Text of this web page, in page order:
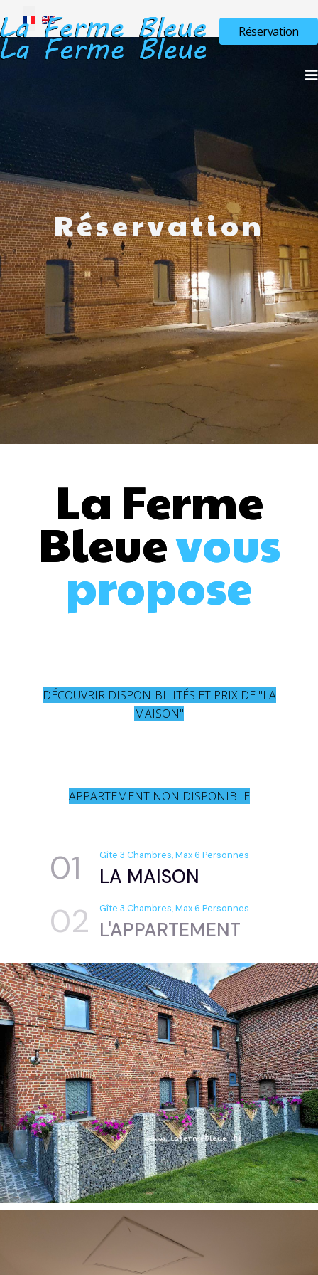
Sélectionnez votre langue
Réservation
Réservation
La Ferme
Bleuevous
propose
DÉCOUVRIR DISPONIBILITÉS ET PRIX DE "LA
MAISON"
APPARTEMENT NON DISPONIBLE
01 LA MAISON
Gîte 3 Chambres, Max 6 Personnes
02 L'APPARTEMENT
Gîte 3 Chambres, Max 6 Personnes